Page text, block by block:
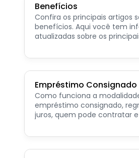
Benefícios
Confira os principais artigos
benefícios. Aqui você tem informações
atualizadas sobre os
pensionista e beneficiários
Empréstimo Consignado
Como funciona a
empréstimo consignado,
juros, quem pode contratar